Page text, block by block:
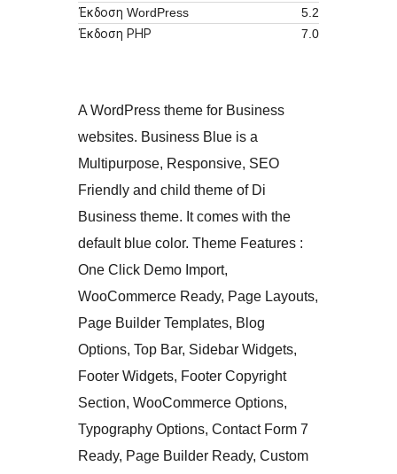
Έκδοση WordPress
5.2
Έκδοση ΡΗΡ
7.0
A WordPress theme for Business
websites. Business Blue is a
Multipurpose, Responsive, SEO
Friendly and child theme of Di
Business theme. It comes with the
default blue color. Theme Features :
One Click Demo Import,
WooCommerce Ready, Page Layouts,
Page Builder Templates, Blog
Options, Top Bar, Sidebar Widgets,
Footer Widgets, Footer Copyright
Section, WooCommerce Options,
Typography Options, Contact Form 7
Ready, Page Builder Ready, Custom